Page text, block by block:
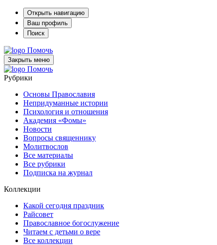
Открыть навигацию
Ваш профиль
Поиск
Помочь
Закрыть меню
Помочь
Рубрики
Основы Православия
Непридуманные истории
Психология и отношения
Академия «Фомы»
Новости
Вопросы священнику
Молитвослов
Все материалы
Все рубрики
Подписка на журнал
Коллекции
Какой сегодня праздник
Райсовет
Православное богослужение
Читаем с детьми о вере
Все коллекции